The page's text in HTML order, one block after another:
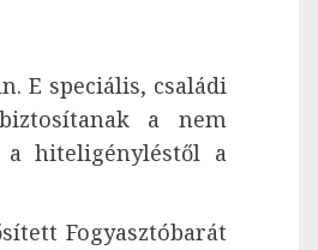
E speciális, családi
a nem
hiteligényléstől a
Fogyasztóbarát